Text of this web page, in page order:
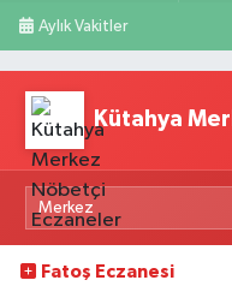
Aylık Vakitler
Kütahya
Fatoş Eczanesi